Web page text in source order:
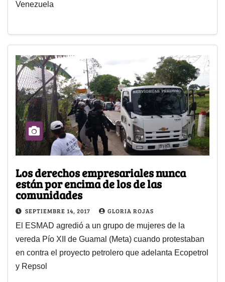
Venezuela
Los derechos empresariales nunca
están por encima de los de las
comunidades
SEPTIEMBRE 14, 2017 GLORIA ROJAS
El ESMAD agredió a un grupo de mujeres de la
vereda Pío XII de Guamal (Meta) cuando protestaban
en contra el proyecto petrolero que adelanta Ecopetrol
y Repsol